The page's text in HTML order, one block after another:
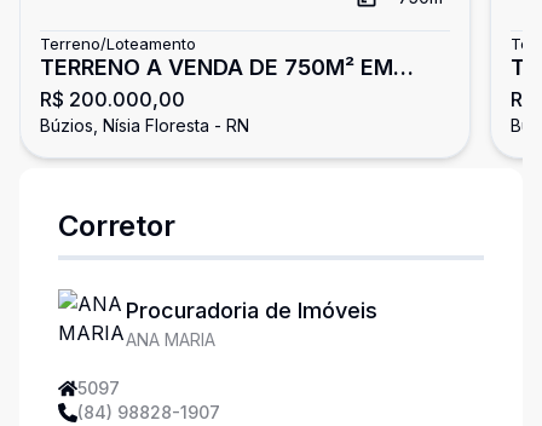
Terreno/Loteamento
TERRENO A VENDA DE 750M² EM
BUZIOS, NISIA FLORESTA
R$ 200.000,00
Búzios, Nísia Floresta - RN
Corretor
Procuradoria de Imóveis
ANA MARIA
5097
(84) 98828-1907